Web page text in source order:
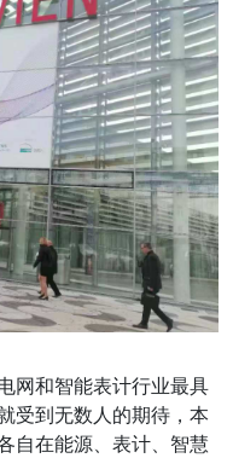
和智能表计行业最具
受到无数人的期待，本
自在能源、表计、智慧